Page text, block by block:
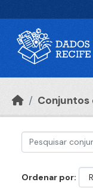
Ordenar por